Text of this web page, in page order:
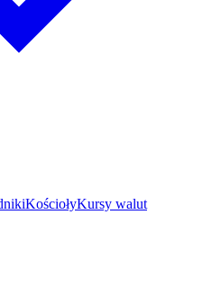
KościołyKursy walut